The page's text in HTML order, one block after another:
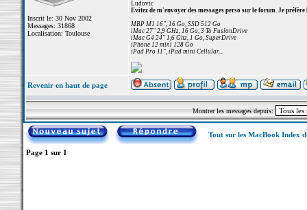
Inscrit le: 30 Nov 2002
Messages: 31868
Localisation: Toulouse
Ludovic
Evitez de m'envoyer des messages perso sur le forum. Je préfère
MBP M1 16", 16 Go, SSD 512 Go
iMac 27" 2,9 GHz, 16 Go, 3 To FusionDrive
iMac G4 24" 1,6 Ghz, 1 Go, SuperDrive
iPhone 12 mini 128 Go
iPad Pro 11", iPad mini Cellular...
Revenir en haut de page
Montrer les messages depuis:
Tout sur les MacBook Index
Page 1 sur 1